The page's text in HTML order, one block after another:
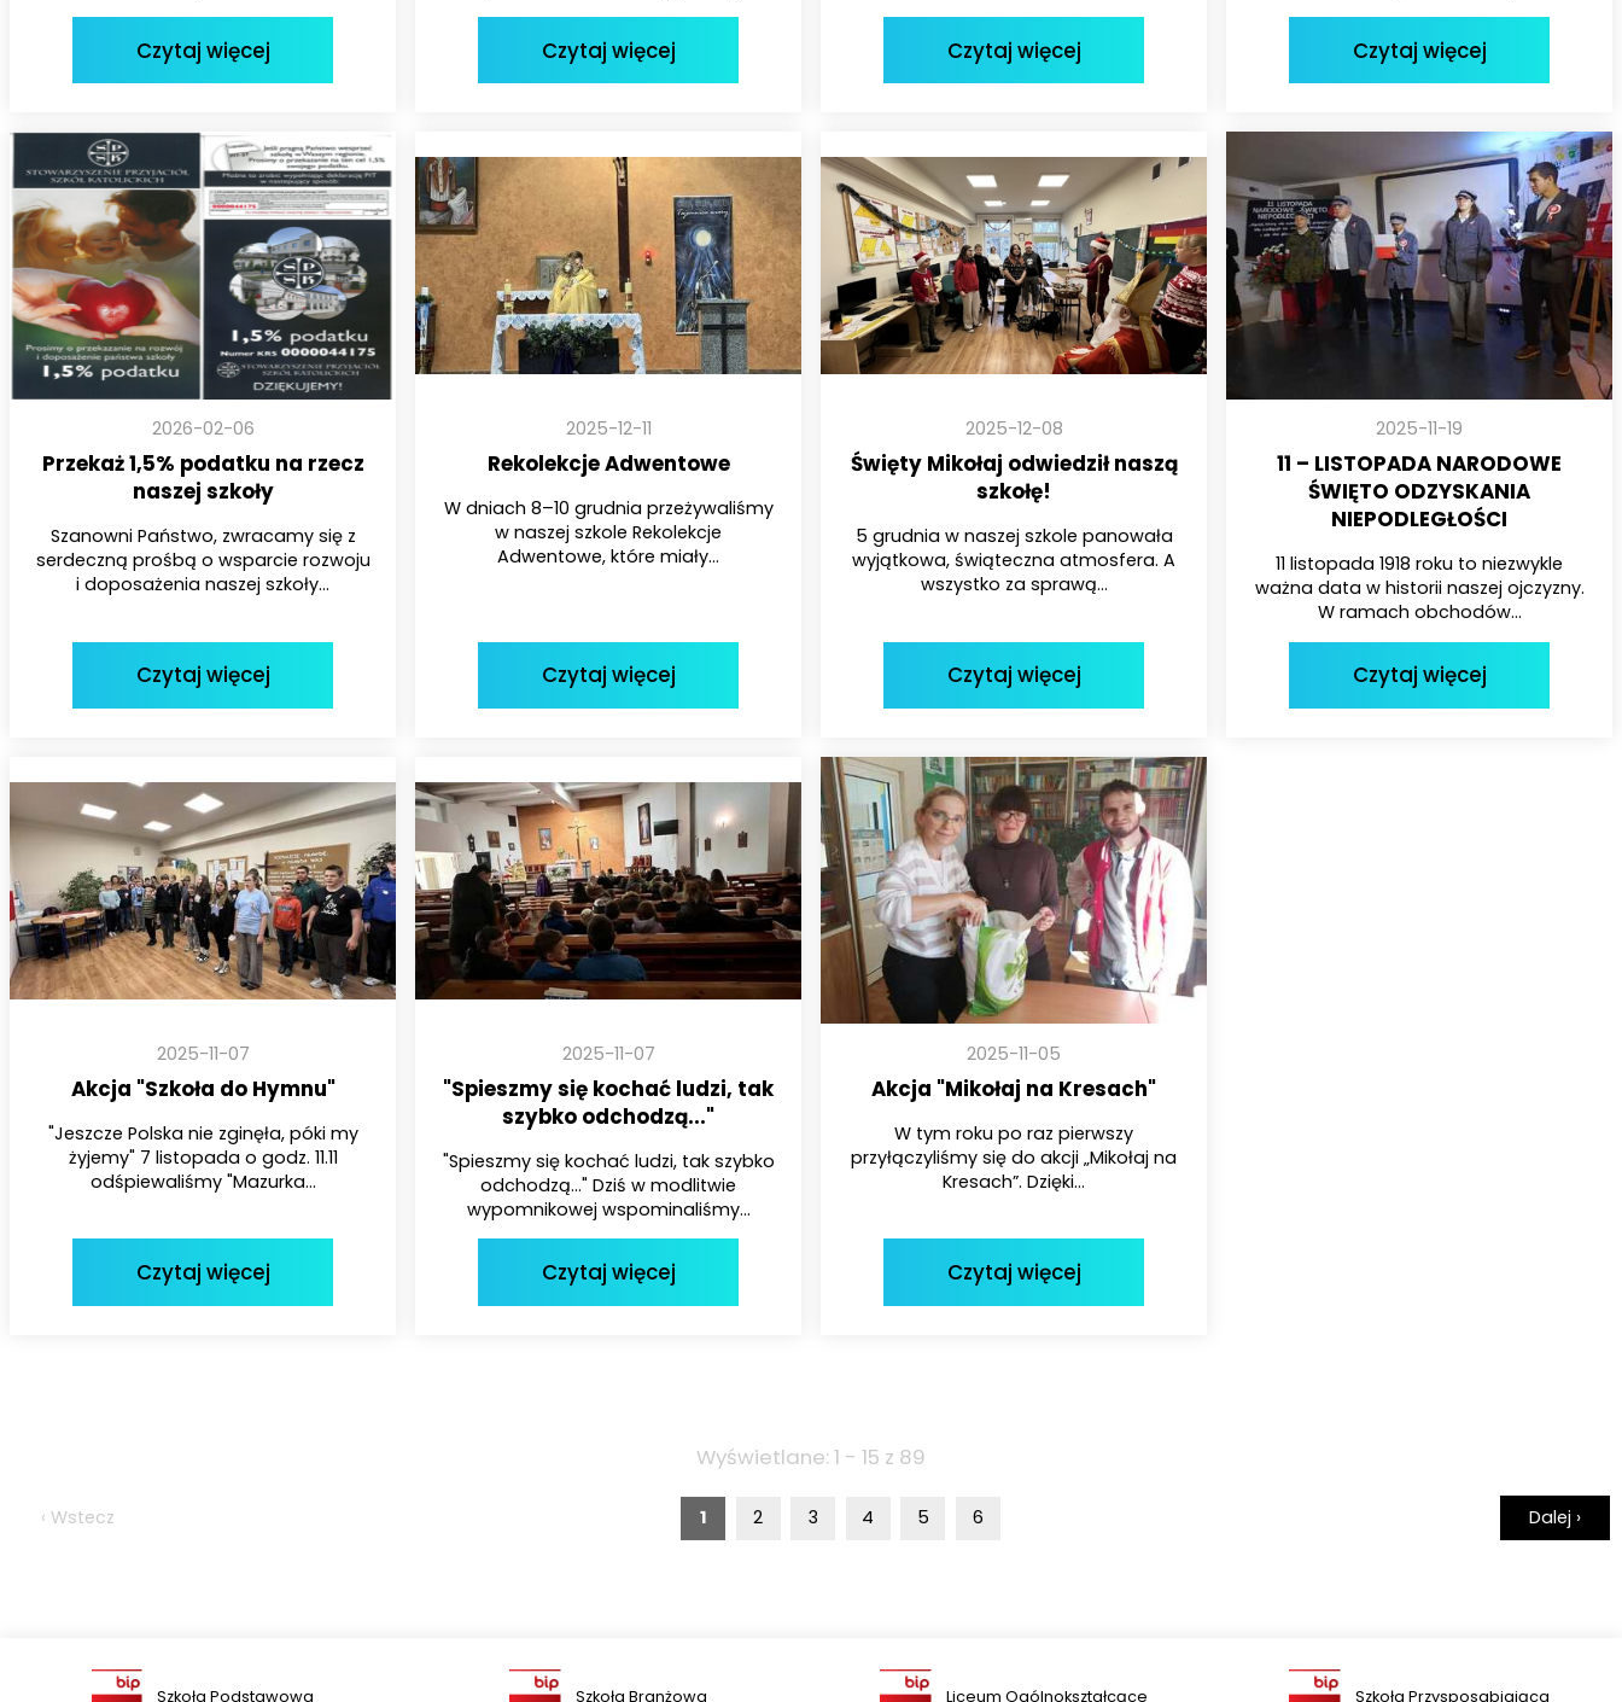
Czytaj więcej Czytaj więcej Czytaj więcej Czytaj więcej
2026-02-06
Przekaż 1,5% podatku na rzecz
naszej szkoły
Szanowni Państwo, zwracamy się z
serdeczną prośbą o wsparcie rozwoju
i doposażenia naszej szkoły...
Czytaj więcej
2025-12-11
Rekolekcje Adwentowe
W dniach 8–10 grudnia przeżywaliśmy
w naszej szkole Rekolekcje
Adwentowe, które miały...
Czytaj więcej
2025-12-08
Święty Mikołaj odwiedził naszą
szkołę!
5 grudnia w naszej szkole panowała
wyjątkowa, świąteczna atmosfera. A
wszystko za sprawą...
Czytaj więcej
2025-11-19
11 – LISTOPADA NARODOWE
ŚWIĘTO ODZYSKANIA
NIEPODLEGŁOŚCI
11 listopada 1918 roku to niezwykle
ważna data w historii naszej ojczyzny.
W ramach obchodów...
Czytaj więcej
2025-11-07
Akcja "Szkoła do Hymnu"
"Jeszcze Polska nie zginęła, póki my
żyjemy" 7 listopada o godz. 11.11
odśpiewaliśmy "Mazurka...
Czytaj więcej
2025-11-07
"Spieszmy się kochać ludzi, tak
szybko odchodzą..."
"Spieszmy się kochać ludzi, tak szybko
odchodzą..." Dziś w modlitwie
wypomnikowej wspominaliśmy...
Czytaj więcej
2025-11-05
Akcja "Mikołaj na Kresach"
W tym roku po raz pierwszy
przyłączyliśmy się do akcji „Mikołaj na
Kresach”. Dzięki...
Czytaj więcej
Wyświetlane: 1 - 15 z 89
‹ Wstecz 1 2 3 4 5 6 Dalej ›
Szkoła Podstawowa Szkoła Branżowa Liceum Ogólnokształcące Szkoła Przysposabiająca